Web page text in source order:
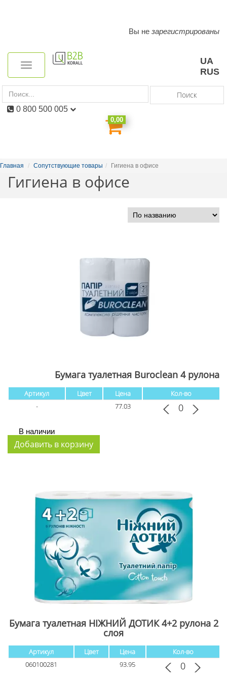
navigation
Toggle
UA
RUS
Поиск
0,00
Вы не зарегистрированы
0 800 500 005
Главная Сопутствующие товары Гигиена в офисе
Гигиена в офисе
Бумага туалетная Buroclean 4 рулона
Артикул Цвет Цена
Кол-во
-
77.03
В наличии
Бумага туалетная НІЖНИЙ ДОТИК 4+2 рулона 2
слоя
Артикул Цвет Цена
Кол-во
060100281
93.95